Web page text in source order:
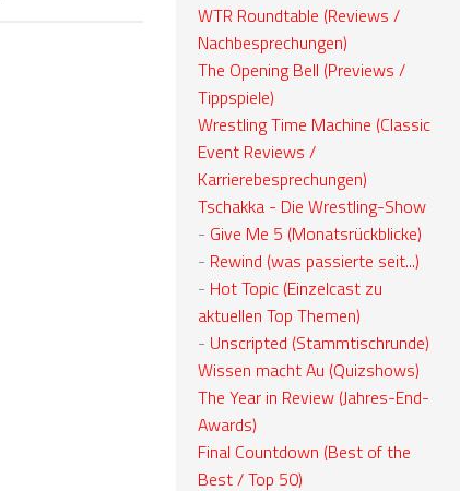
WTR Roundtable (Reviews /
Nachbesprechungen)
The Opening Bell (Previews /
Tippspiele)
Wrestling Time Machine (Classic
Event Reviews /
Karrierebesprechungen)
Tschakka - Die Wrestling-Show
- Give Me 5 (Monatsrückblicke)
- Rewind (was passierte seit...)
- Hot Topic (Einzelcast zu
aktuellen Top Themen)
- Unscripted (Stammtischrunde)
Wissen macht Au (Quizshows)
The Year in Review (Jahres-End-
Awards)
Final Countdown (Best of the
Best / Top 50)